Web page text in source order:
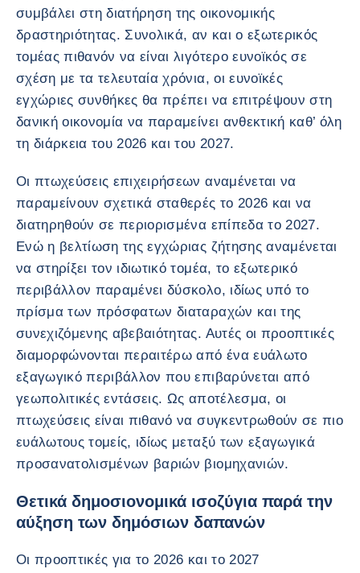
συμβάλει στη διατήρηση της οικονομικής
δραστηριότητας. Συνολικά, αν και ο εξωτερικός
τομέας πιθανόν να είναι λιγότερο ευνοϊκός σε
σχέση με τα τελευταία χρόνια, οι ευνοϊκές
εγχώριες συνθήκες θα πρέπει να επιτρέψουν στη
δανική οικονομία να παραμείνει ανθεκτική καθ’ όλη
τη διάρκεια του 2026 και του 2027.
Οι πτωχεύσεις επιχειρήσεων αναμένεται να
παραμείνουν σχετικά σταθερές το 2026 και να
διατηρηθούν σε περιορισμένα επίπεδα το 2027.
Ενώ η βελτίωση της εγχώριας ζήτησης αναμένεται
να στηρίξει τον ιδιωτικό τομέα, το εξωτερικό
περιβάλλον παραμένει δύσκολο, ιδίως υπό το
πρίσμα των πρόσφατων διαταραχών και της
συνεχιζόμενης αβεβαιότητας. Αυτές οι προοπτικές
διαμορφώνονται περαιτέρω από ένα ευάλωτο
εξαγωγικό περιβάλλον που επιβαρύνεται από
γεωπολιτικές εντάσεις. Ως αποτέλεσμα, οι
πτωχεύσεις είναι πιθανό να συγκεντρωθούν σε πιο
ευάλωτους τομείς, ιδίως μεταξύ των εξαγωγικά
προσανατολισμένων βαριών βιομηχανιών.
Θετικά δημοσιονομικά ισοζύγια παρά την
αύξηση των δημόσιων δαπανών
Οι προοπτικές για το 2026 και το 2027